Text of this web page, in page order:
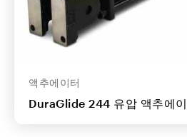
액추에이터
DuraGlide 244 유압 액추에